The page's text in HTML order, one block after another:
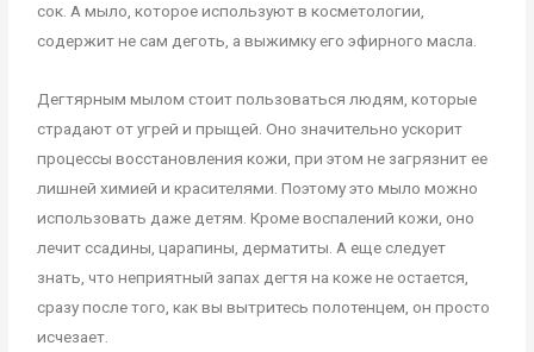
сок. А мыло, которое используют в косметологии,
содержит не сам деготь, а выжимку его эфирного масла.
Дегтярным мылом стоит пользоваться людям, которые
страдают от угрей и прыщей. Оно значительно ускорит
процессы восстановления кожи, при этом не загрязнит ее
лишней химией и красителями. Поэтому это мыло можно
использовать даже детям. Кроме воспалений кожи, оно
лечит ссадины, царапины, дерматиты. А еще следует
знать, что неприятный запах дегтя на коже не остается,
сразу после того, как вы вытритесь полотенцем, он просто
исчезает.